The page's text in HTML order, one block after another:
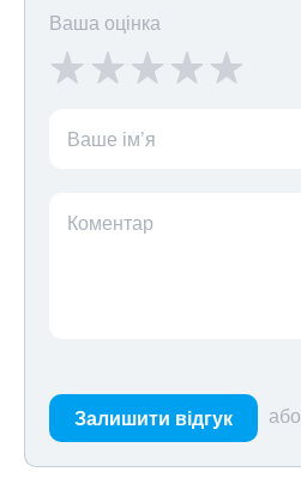
Ваша оцінка
Ваше ім’я
Коментар
Залишити відгук або